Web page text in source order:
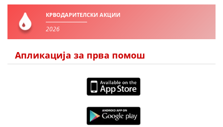
КРВОДАРИТЕЛСКИ АКЦИИ
2026
Апликација за прва помош